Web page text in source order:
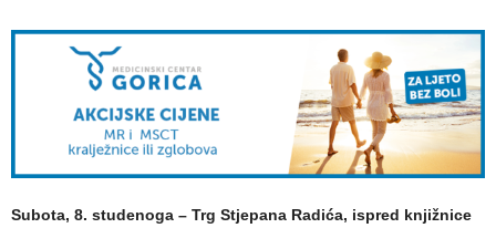
Subota, 8. studenoga – Trg Stjepana Radića, ispred knjižnice